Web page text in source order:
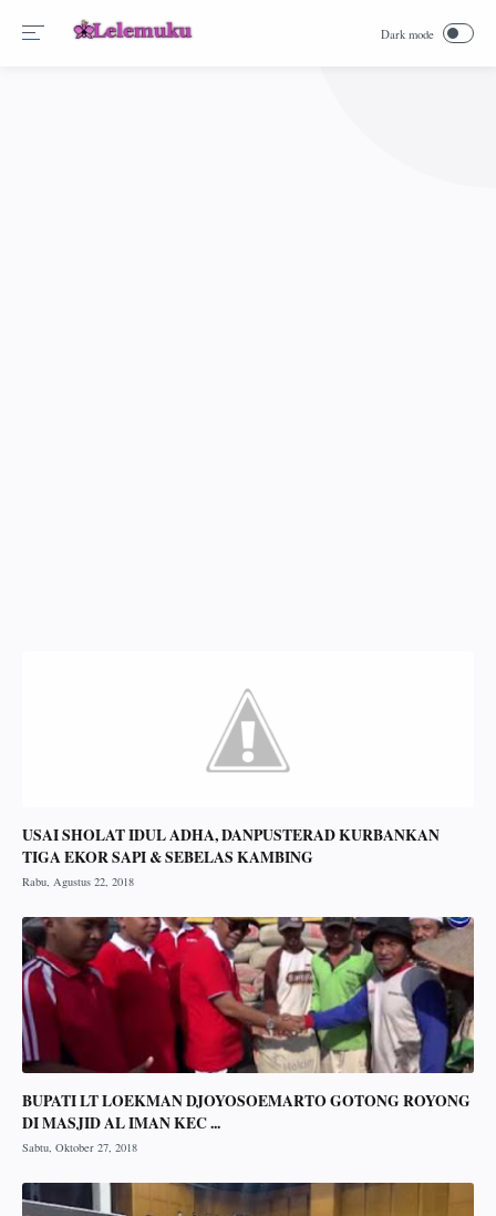
USAI SHOLAT IDUL ADHA, DANPUSTERAD KURBANKAN
TIGA EKOR SAPI & SEBELAS KAMBING
BUPATI LT LOEKMAN DJOYOSOEMARTO GOTONG ROYONG
DI MASJID AL IMAN KEC ...